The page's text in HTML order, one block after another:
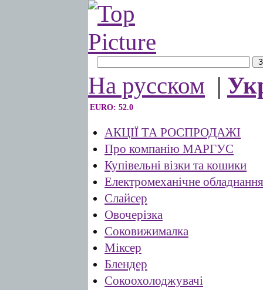
На русском |
EURO: 52.0
АКЦІЇ ТА РОСПРОДАЖІ
Про компанію МАРГУС
Купівельні візки та кошики
Електромеханічне обладнання
Слайсер
Овочерізка
Соковижималка
Міксер
Блендер
Сокоохолоджувачі